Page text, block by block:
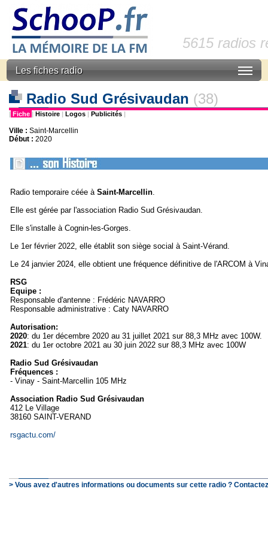
5615 radios
Les fiches radio
Radio Sud Grésivaudan (38)
| Fiche | Histoire | Logos | Publicités |
Ville : Saint-Marcellin
Début : 2020
Radio temporaire céée à Saint-Marcellin.
Elle est gérée par l'association Radio Sud Grésivaudan.
Elle s'installe à Cognin-les-Gorges.
Le 1er février 2022, elle établit son siège social à Saint-Vérand.
Le 24 janvier 2024, elle obtient une fréquence définitive de l'ARCOM à
RSG
Equipe :
Responsable d'antenne : Frédéric NAVARRO
Responsable administrative : Caty NAVARRO
Autorisation:
2020: du 1er décembre 2020 au 31 juillet 2021 sur 88,3 MHz avec 100W.
2021: du 1er octobre 2021 au 30 juin 2022 sur 88,3 MHz avec 100W
Radio Sud Grésivaudan
Fréquences :
- Vinay - Saint-Marcellin 105 MHz
Association Radio Sud Grésivaudan
412 Le Village
38160 SAINT-VERAND
rsgactu.com/
> Vous avez d'autres informations ou documents sur cette radio ?